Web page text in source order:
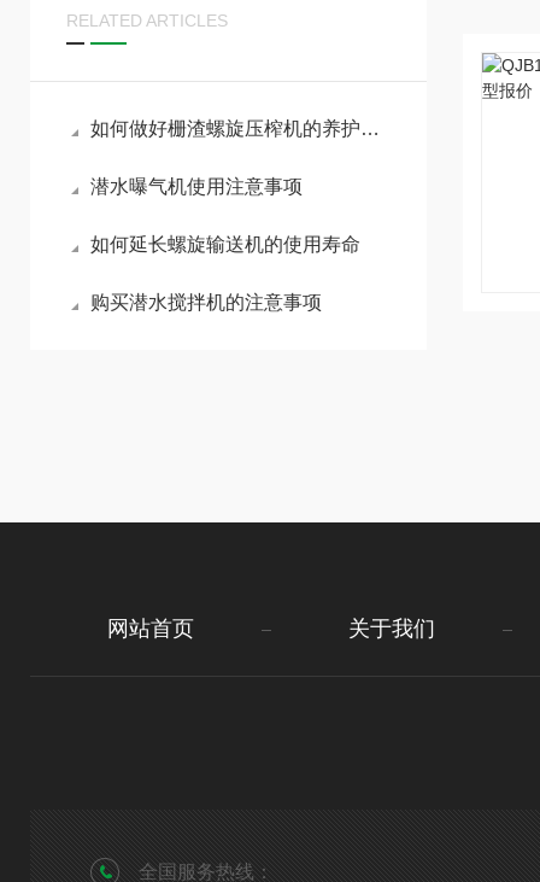
RELATED ARTICLES
如何做好栅渣螺旋压榨机的养护工作？
潜水曝气机使用注意事项
如何延长螺旋输送机的使用寿命
购买潜水搅拌机的注意事项
网站首页 关于我们
全国服务热线：